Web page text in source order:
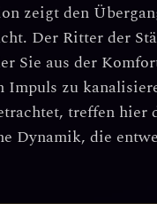
zeigt den
Der Ritter der
Sie aus der
Impuls zu
treffen
Dynamik, die